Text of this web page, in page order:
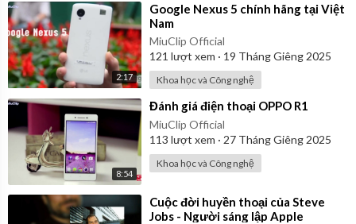
2:17
⁣Google Nexus 5 chính hãng tại Việt
Nam
MiuClip Official
121 lượt xem · 19 Tháng Giêng 2025
Khoa học và Công nghệ
8:54
⁣Đánh giá điện thoại OPPO R1
MiuClip Official
113 lượt xem · 27 Tháng Giêng 2025
Khoa học và Công nghệ
⁣Cuộc đời huyền thoại của Steve
Jobs - Người sáng lập Apple